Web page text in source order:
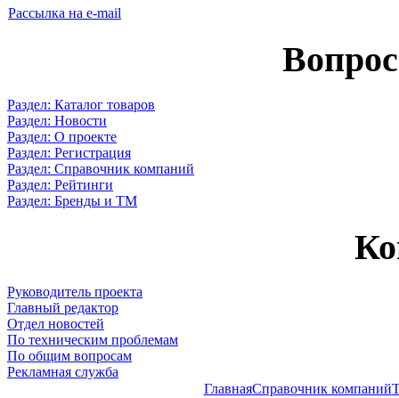
Рассылка на e-mail
Раздел: Каталог товаров
Раздел: Новости
Раздел: О проекте
Раздел: Регистрация
Раздел: Справочник компаний
Раздел: Рейтинги
Раздел: Бренды и ТМ
Руководитель проекта
Главный редактор
Отдел новостей
По техническим проблемам
По общим вопросам
Рекламная служба
ГлавнаяСправочник компаний